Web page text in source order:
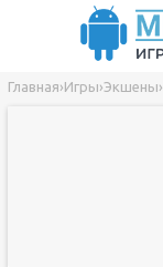
Главная›Игры›Экшены›